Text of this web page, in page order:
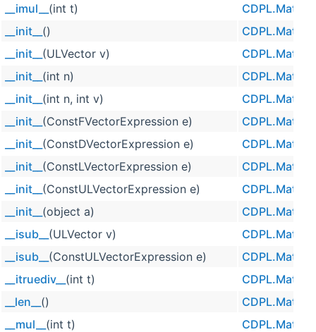
__imul__ (int t)
__init__ ()
__init__ (ULVector v)
__init__ (int n)
__init__ (int n, int v)
__init__ (ConstFVectorExpression e)
__init__ (ConstDVectorExpression e)
__init__ (ConstLVectorExpression e)
__init__ (ConstULVectorExpression e)
__init__ (object a)
__isub__ (ULVector v)
__isub__ (ConstULVectorExpression e)
__itruediv__ (int t)
__len__ ()
__mul__ (int t)